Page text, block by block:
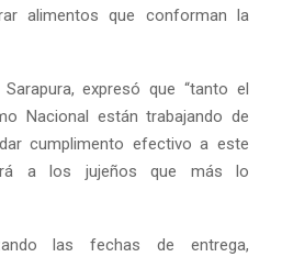
alimentos que conforman la
expresó que “tanto el
Nacional están trabajando de
cumplimento efectivo a este
a los jujeños que más lo
las fechas de entrega,